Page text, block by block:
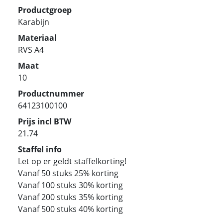
Productgroep
Karabijn
Materiaal
RVS A4
Maat
10
Productnummer
64123100100
Prijs incl BTW
21.74
Staffel info
Let op er geldt staffelkorting!
Vanaf 50 stuks 25% korting
Vanaf 100 stuks 30% korting
Vanaf 200 stuks 35% korting
Vanaf 500 stuks 40% korting